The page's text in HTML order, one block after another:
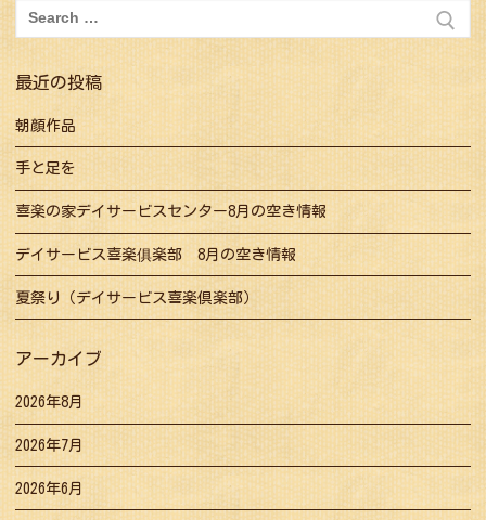
ー
シ
ョ
ン
検
索:
最近の投稿
朝顔作品
手と足を
喜楽の家デイサービスセンター8月の空き情報
デイサービス喜楽俱楽部 8月の空き情報
夏祭り（デイサービス喜楽倶楽部）
アーカイブ
2026年8月
2026年7月
2026年6月